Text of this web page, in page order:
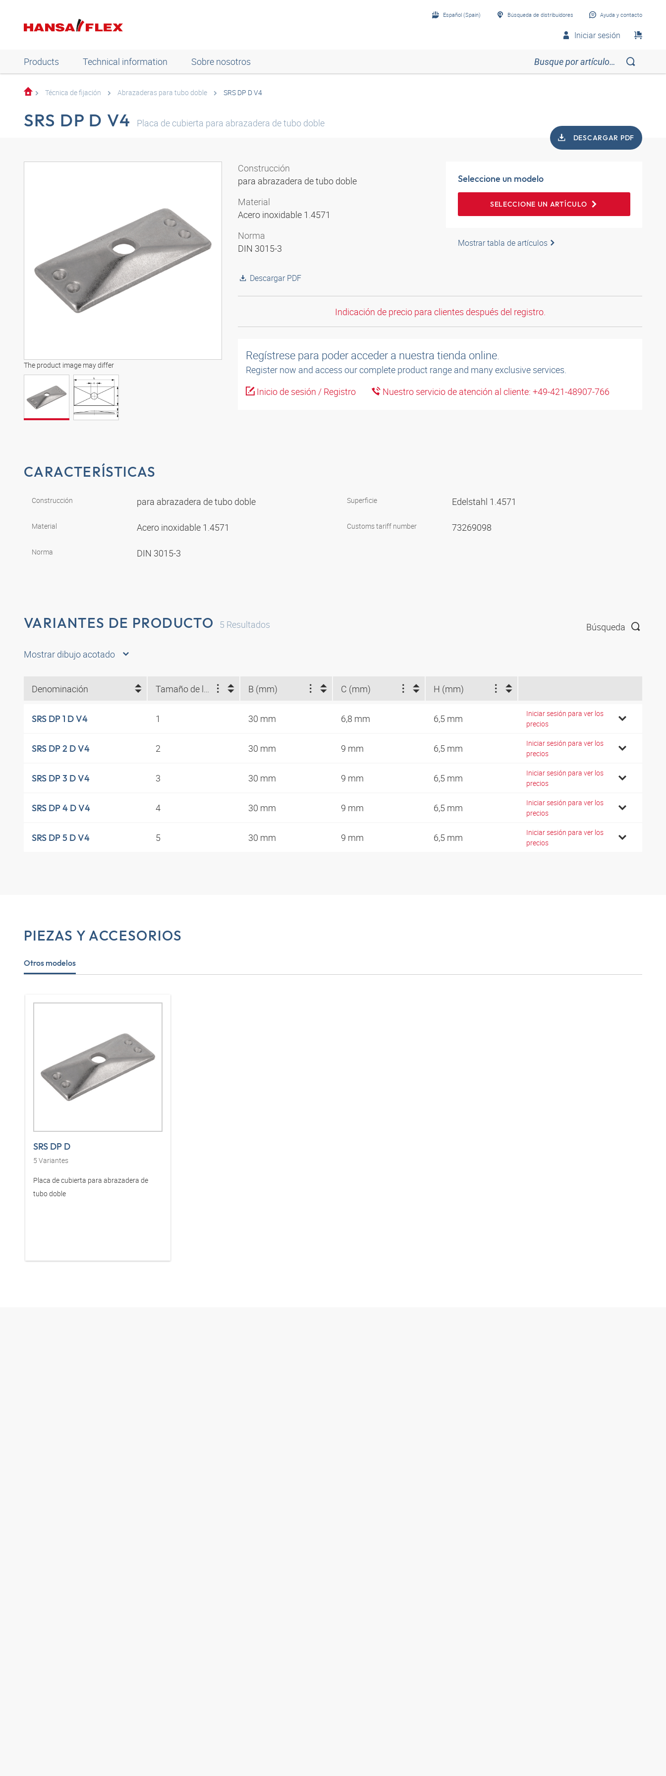
Español (Spain) Búsqueda de distribuidores Ayuda y contacto
Iniciar sesión
Products Technical information Sobre nosotros
Técnica de fijación Abrazaderas para tubo doble SRS DP D V4
SRS DP D V4 Placa de cubierta para abrazadera de tubo doble
DESCARGAR PDF
The product image may differ
Construcción
para abrazadera de tubo doble
Material
Acero inoxidable 1.4571
Norma
DIN 3015-3
Descargar PDF
Seleccione un modelo
SELECCIONE UN ARTÍCULO
Mostrar tabla de artículos
Indicación de precio para clientes después del registro.
Regístrese para poder acceder a nuestra tienda online.
Register now and access our complete product range and many exclusive services.
Inicio de sesión / Registro
Nuestro servicio de atención al cliente: +49-421-48907-766
CARACTERÍSTICAS
Construcción para abrazadera de tubo doble
Material Acero inoxidable 1.4571
Norma DIN 3015-3
Superficie Edelstahl 1.4571
Customs tariff number 73269098
VARIANTES DE PRODUCTO 5 Resultados Búsqueda
Mostrar dibujo acotado
Denominación Tamaño de las abrazaderas B (mm) C (mm) H (mm)
SRS DP 1 D V4 1 30 mm 6,8 mm 6,5 mm
Iniciar sesión para ver los
precios
SRS DP 2 D V4 2 30 mm 9 mm 6,5 mm
Iniciar sesión para ver los
precios
SRS DP 3 D V4 3 30 mm 9 mm 6,5 mm
Iniciar sesión para ver los
precios
SRS DP 4 D V4 4 30 mm 9 mm 6,5 mm
Iniciar sesión para ver los
precios
SRS DP 5 D V4 5 30 mm 9 mm 6,5 mm
Iniciar sesión para ver los
precios
PIEZAS Y ACCESORIOS
Otros modelos
SRS DP D
5 Variantes
Placa de cubierta para abrazadera de
tubo doble